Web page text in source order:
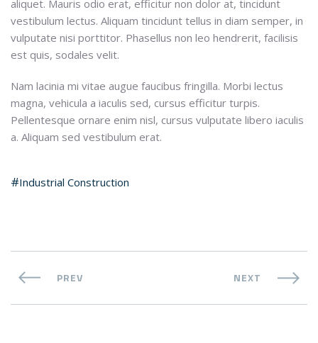
aliquet. Mauris odio erat, efficitur non dolor at, tincidunt
vestibulum lectus. Aliquam tincidunt tellus in diam semper, in
vulputate nisi porttitor. Phasellus non leo hendrerit, facilisis
est quis, sodales velit.
Nam lacinia mi vitae augue faucibus fringilla. Morbi lectus
magna, vehicula a iaculis sed, cursus efficitur turpis.
Pellentesque ornare enim nisl, cursus vulputate libero iaculis
a. Aliquam sed vestibulum erat.
Industrial Construction
PREV NEXT